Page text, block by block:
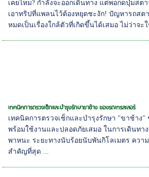
เคยไหม? กำลังจะออกเดินทาง แต่พอกดปุ่มสต
เอาทริปที่แพลนไว้ต้องหยุดชะงัก! ปัญหารถสต
หมดเป็นเรื่องใกล้ตัวที่เกิดขึ้นได้เสมอ ไม่ว่าจะ
เทคนิคการตรวจเช็กและบำรุงรักษาขาช้าง ของรถเทรลเลอร์
เทคนิคการตรวจเช็กและบำรุงรักษา "ขาช้าง"
พร้อมใช้งานและปลอดภัยเสมอ ในการเดินท
พาหนะ ระยะทางนับร้อยนับพันกิโลเมตร ควา
สำคัญที่สุด ...